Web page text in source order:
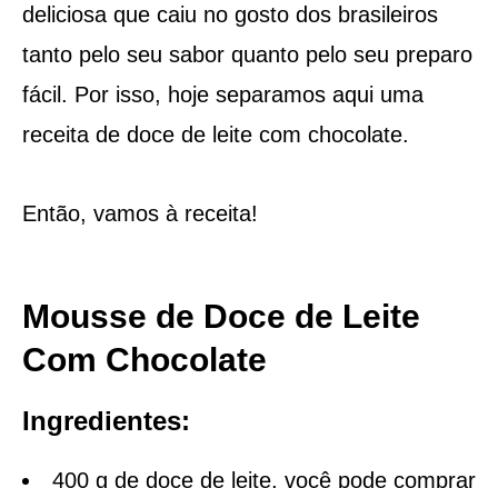
deliciosa que caiu no gosto dos brasileiros
tanto pelo seu sabor quanto pelo seu preparo
fácil. Por isso, hoje separamos aqui uma
receita de doce de leite com chocolate.
Então, vamos à receita!
Mousse de Doce de Leite
Com Chocolate
Ingredientes:
400 g de doce de leite, você pode comprar